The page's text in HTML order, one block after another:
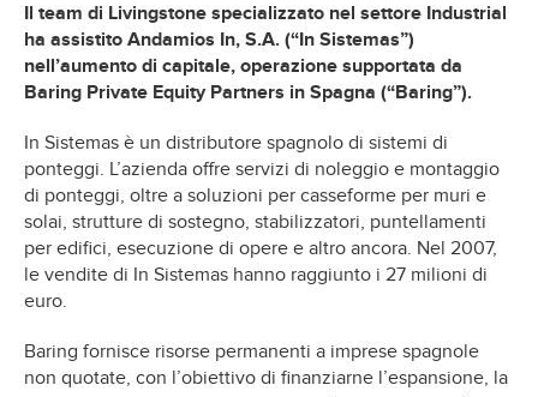
Il team di Livingstone specializzato nel settore Industrial
ha assistito Andamios In, S.A. (“In Sistemas”)
nell’aumento di capitale, operazione supportata da
Baring Private Equity Partners in Spagna (“Baring”).
In Sistemas è un distributore spagnolo di sistemi di
ponteggi. L’azienda offre servizi di noleggio e montaggio
di ponteggi, oltre a soluzioni per casseforme per muri e
solai, strutture di sostegno, stabilizzatori, puntellamenti
per edifici, esecuzione di opere e altro ancora. Nel 2007,
le vendite di In Sistemas hanno raggiunto i 27 milioni di
euro.
Baring fornisce risorse permanenti a imprese spagnole
non quotate, con l’obiettivo di finanziarne l’espansione, la